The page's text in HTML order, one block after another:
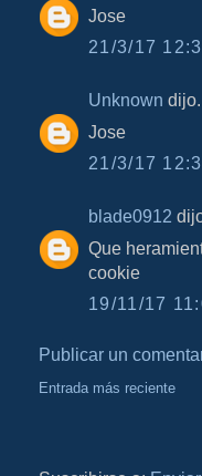
Jose
21/3/17
Unknown
Jose
21/3/17
blade0912
Que
cookie
19/11/17
Publicar un
Entrada más reciente